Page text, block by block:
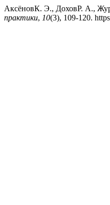
АксёновК. Э., ДоховР. А.,
практики, 10(3), 109-120.